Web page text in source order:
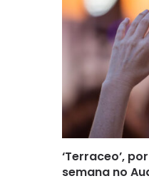
‘Terraceo’,
semana no